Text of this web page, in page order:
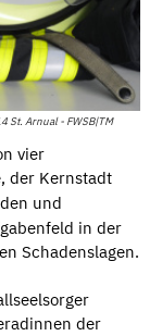
St. Arnual - FWSB|TM
vier
der Kernstadt
und
in der
Schadenslagen.
der